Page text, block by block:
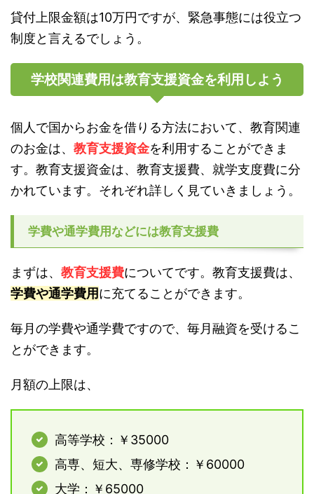
貸付上限金額は10万円ですが、緊急事態には役立つ
制度と言えるでしょう。
学校関連費用は教育支援資金を利用しよう
個人で国からお金を借りる方法において、教育関連
のお金は、 教育支援資金を利用することができま
す。教育支援資金は、教育支援費、就学支度費に分
かれています。それぞれ詳しく見ていきましょう。
学費や通学費用などには教育支援費
まずは、 教育支援費についてです。教育支援費は、
学費や通学費用に充てることができます。
毎月の学費や通学費ですので、毎月融資を受けるこ
とができます。
月額の上限は、
高等学校：￥35000
高専、短大、専修学校：￥60000
大学：￥65000